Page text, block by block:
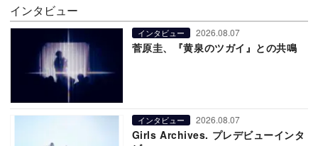
インタビュー
インタビュー 2026.08.07
菅原圭、『黄泉のツガイ』との共鳴
インタビュー 2026.08.07
Girls Archives. プレデビューインタ